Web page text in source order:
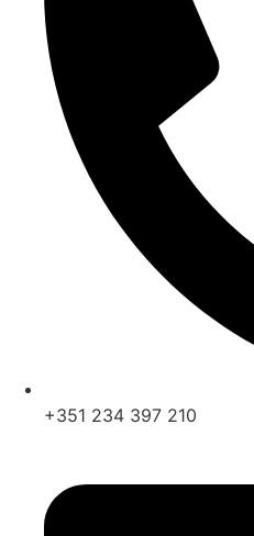
+351 234 397 210